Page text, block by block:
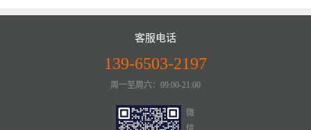
客服电话
139-6503-2197
周一至周六：09:00-21:00
微